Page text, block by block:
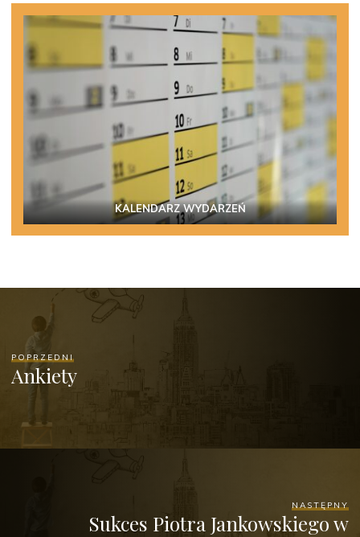
KALENDARZ WYDARZEŃ
POPRZEDNI
Ankiety
NASTĘPNY
Sukces Piotra Jankowskiego w